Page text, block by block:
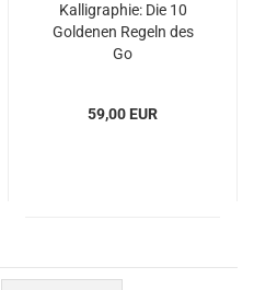
Kalligraphie: Die 10
Goldenen Regeln des
Go
59,00 EUR